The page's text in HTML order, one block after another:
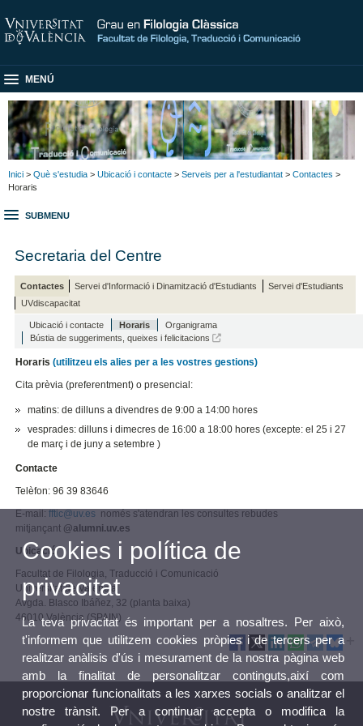
MENÚ
Inici > Què s'estudia > Ubicació i contacte > Serveis per a l'estudiantat > Contactes >
Horaris
SUBMENU
Secretaria del Centre
Contactes Servei d'Informació i Dinamització d'Estudiants
Servei d'Estudiants
UVdiscapacitat
Ubicació i contacte Horaris
Organigrama
Bústia de suggeriments, queixes i felicitacions
Horaris(utilitzeu els alies per a les vostres gestions)
Cita prèvia (preferentment) o presencial:
matins: de dilluns a divendres de 9:00 a 14:00 hores
vesprades: dilluns i dimecres de 16:00 a 18:00 hores (excepte: el 25 i 27
de març i de juny a setembre )
Contacte
Telèfon: 96 39 83646
E-mail:fftic@uv.es només s'atendran les consultes rebudes
mitjançant @alumni.uv.es
Ubicació
Facultat de Filologia, Traducció i Comunicació
Universitat de València
Avgda. Blasco Ibáñez, 32 (planta baixa)
46010 València (SPAIN)
Cookies i política de
privacitat
La teva privacitat és important per a nosaltres. Per això,
t'informem que utilitzem cookies pròpies i de tercers per a
realitzar anàlisis d'ús i mesurament de la nostra pàgina web
amb la finalitat de personalitzar continguts,així com
proporcionar funcionalitats a les xarxes socials o analitzar el
nostre trànsit. Per a continuar accepta o modifica la